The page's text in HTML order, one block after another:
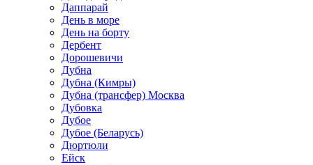
Даппарай
День в море
День на борту
Дербент
Дорошевичи
Дубна
Дубна (Кимры)
Дубна (трансфер) Москва
Дубовка
Дубое
Дубое (Беларусь)
Дюртюли
Ейск